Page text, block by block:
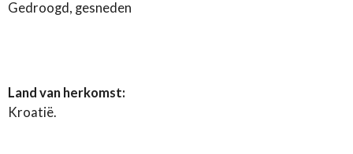
Gedroogd, gesneden
Land van herkomst:
Kroatië.